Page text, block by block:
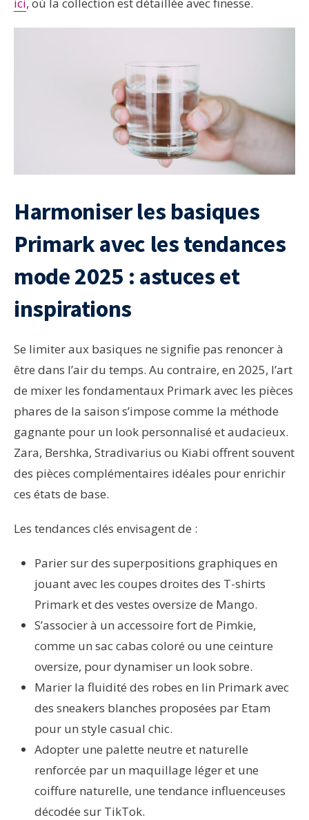
ici, où la collection est détaillée avec finesse.
Harmoniser les basiques
Primark avec les tendances
mode 2025 : astuces et
inspirations
Se limiter aux basiques ne signifie pas renoncer à
être dans l’air du temps. Au contraire, en 2025, l’art
de mixer les fondamentaux Primark avec les pièces
phares de la saison s’impose comme la méthode
gagnante pour un look personnalisé et audacieux.
Zara, Bershka, Stradivarius ou Kiabi offrent souvent
des pièces complémentaires idéales pour enrichir
ces états de base.
Les tendances clés envisagent de :
Parier sur des superpositions graphiques en
jouant avec les coupes droites des T-shirts
Primark et des vestes oversize de Mango.
S’associer à un accessoire fort de Pimkie,
comme un sac cabas coloré ou une ceinture
oversize, pour dynamiser un look sobre.
Marier la fluidité des robes en lin Primark avec
des sneakers blanches proposées par Etam
pour un style casual chic.
Adopter une palette neutre et naturelle
renforcée par un maquillage léger et une
coiffure naturelle, une tendance influenceuses
décodée sur TikTok.